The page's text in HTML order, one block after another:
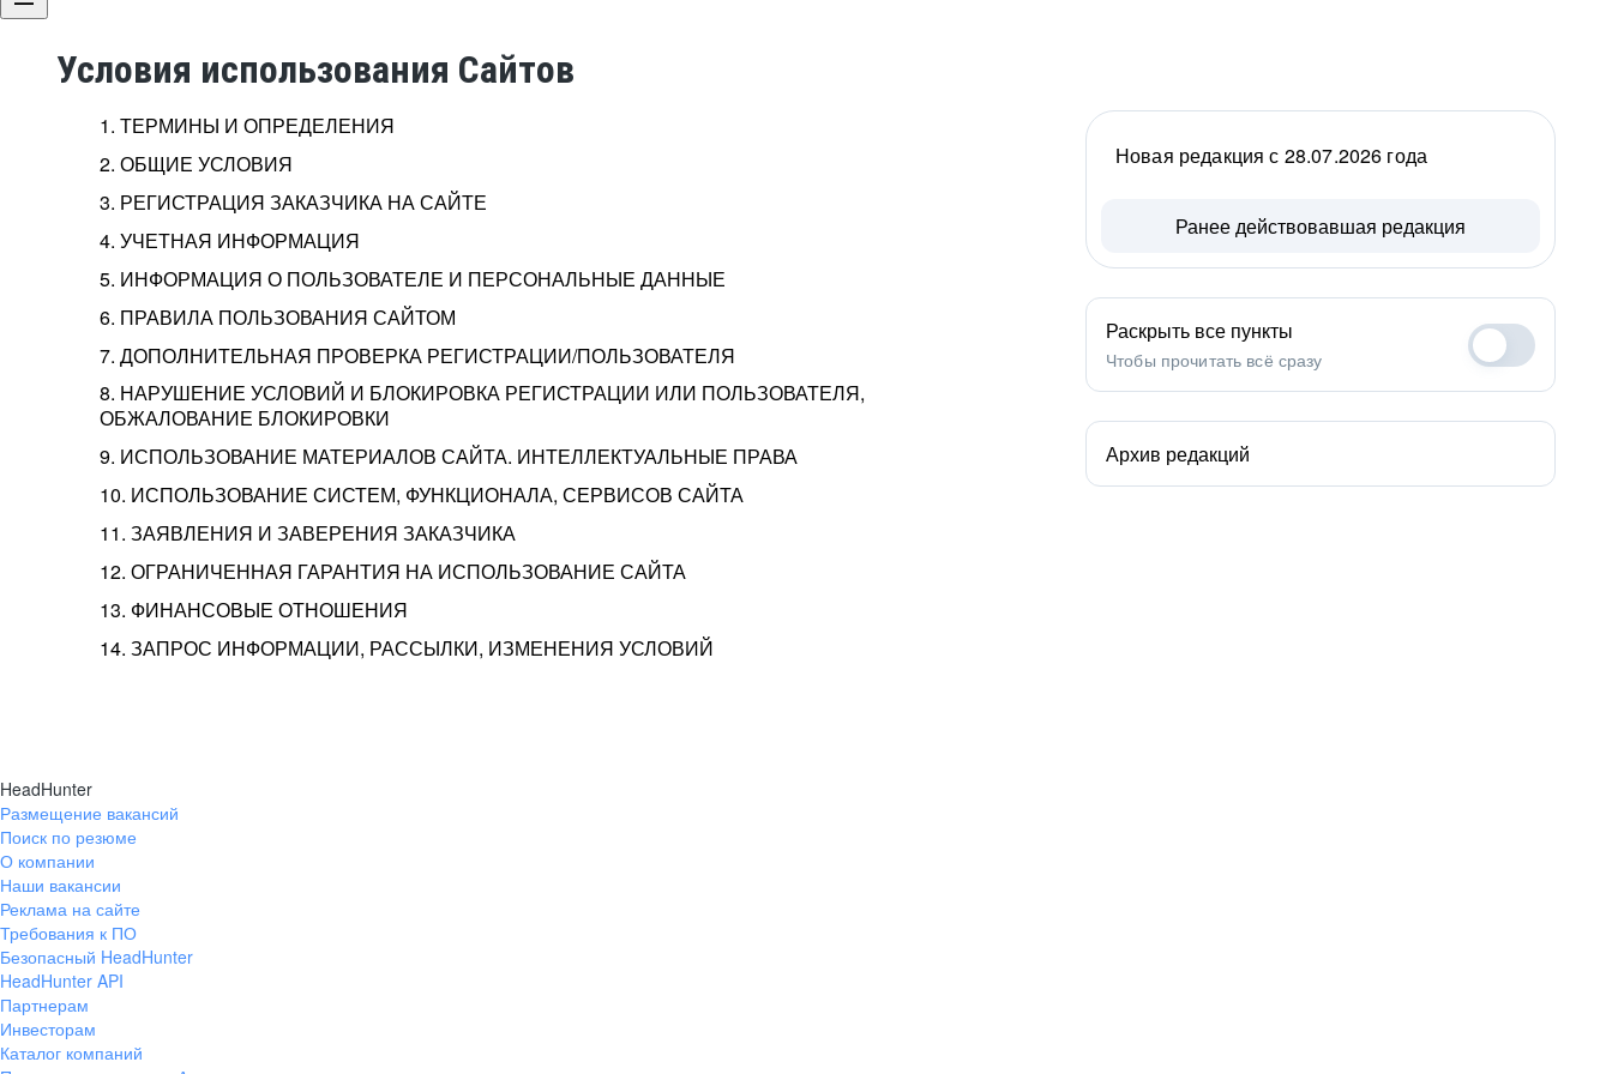
Условия использования Сайтов
1. ТЕРМИНЫ И ОПРЕДЕЛЕНИЯ
2. ОБЩИЕ УСЛОВИЯ
3. РЕГИСТРАЦИЯ ЗАКАЗЧИКА НА САЙТЕ
4. УЧЕТНАЯ ИНФОРМАЦИЯ
5. ИНФОРМАЦИЯ О ПОЛЬЗОВАТЕЛЕ И ПЕРСОНАЛЬНЫЕ ДАННЫЕ
6. ПРАВИЛА ПОЛЬЗОВАНИЯ САЙТОМ
7. ДОПОЛНИТЕЛЬНАЯ ПРОВЕРКА РЕГИСТРАЦИИ/ПОЛЬЗОВАТЕЛЯ
8. НАРУШЕНИЕ УСЛОВИЙ И БЛОКИРОВКА РЕГИСТРАЦИИ ИЛИ ПОЛЬЗОВАТЕЛЯ,
ОБЖАЛОВАНИЕ БЛОКИРОВКИ
9. ИСПОЛЬЗОВАНИЕ МАТЕРИАЛОВ САЙТА. ИНТЕЛЛЕКТУАЛЬНЫЕ ПРАВА
10. ИСПОЛЬЗОВАНИЕ СИСТЕМ, ФУНКЦИОНАЛА, СЕРВИСОВ САЙТА
11. ЗАЯВЛЕНИЯ И ЗАВЕРЕНИЯ ЗАКАЗЧИКА
12. ОГРАНИЧЕННАЯ ГАРАНТИЯ НА ИСПОЛЬЗОВАНИЕ САЙТА
13. ФИНАНСОВЫЕ ОТНОШЕНИЯ
14. ЗАПРОС ИНФОРМАЦИИ, РАССЫЛКИ, ИЗМЕНЕНИЯ УСЛОВИЙ
Новая редакция с 28.07.2026 года
Ранее действовавшая редакция
Раскрыть все пункты
Чтобы прочитать всё сразу
Архив редакций
HeadHunter
Размещение вакансий
Поиск по резюме
О компании
Наши вакансии
Реклама на сайте
Требования к ПО
Безопасный HeadHunter
HeadHunter API
Партнерам
Инвесторам
Каталог компаний